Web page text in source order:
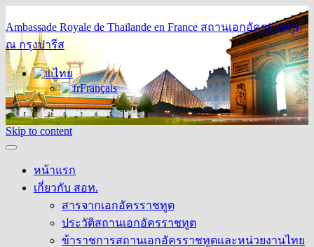
Ambassade Royale de Thaïlande en France สถานเอกอัครราชทูต
ณ กรุงปารีส
ไทย
Français
Skip to content
หน้าแรก
เกี่ยวกับ สอท.
สารจากเอกอัครราชทูต
ประวัติสถานเอกอัครราชทูต
ข้าราชการสถานเอกอัครราชทูตและหน่วยงานไทย